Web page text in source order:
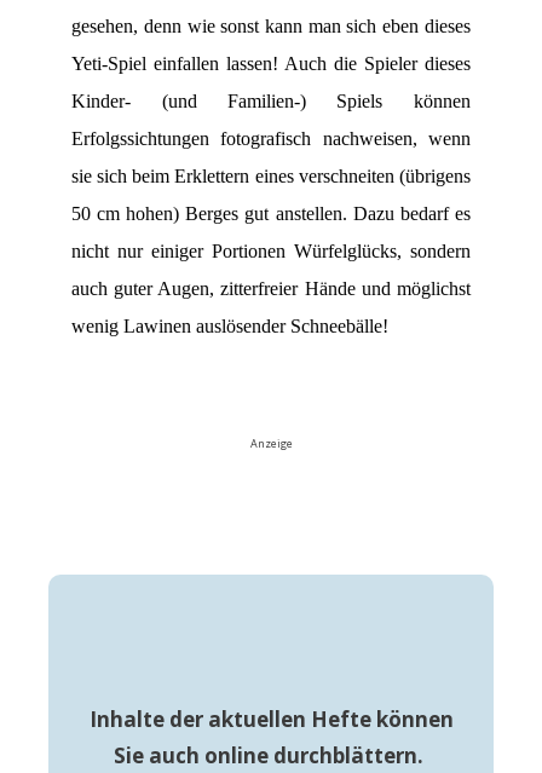
gesehen, denn wie sonst kann man sich eben dieses
Yeti-Spiel einfallen lassen! Auch die Spieler dieses
Kinder- (und Familien-) Spiels können
Erfolgssichtungen fotografisch nachweisen, wenn
sie sich beim Erklettern eines verschneiten (übrigens
50 cm hohen) Berges gut anstellen. Dazu bedarf es
nicht nur einiger Portionen Würfelglücks, sondern
auch guter Augen, zitterfreier Hände und möglichst
wenig Lawinen auslösender Schneebälle!
Anzeige
Inhalte der aktuellen Hefte können
Sie auch online durchblättern.